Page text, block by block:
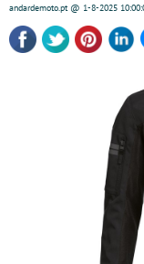
andardemoto.pt@ 1-8-2025